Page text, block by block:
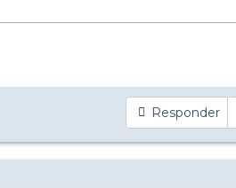
Responder